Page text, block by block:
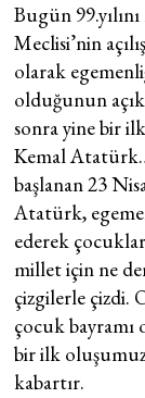
Bugün
Meclisi’nin
olarak
olduğunun
sonra yine bir
Kemal
başlanan 23
Atatürk,
ederek
millet için ne
çizgilerle çizdi.
çocuk
bir ilk
kabartır.